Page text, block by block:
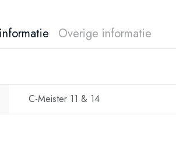
Overige informatie
C-Meister 11 & 14